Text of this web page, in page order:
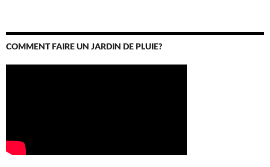
COMMENT FAIRE UN JARDIN DE PLUIE?